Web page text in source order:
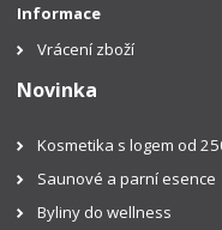
Informace
Vrácení zboží
Novinka
Kosmetika s logem od
Saunové a parní esence
Byliny do wellness